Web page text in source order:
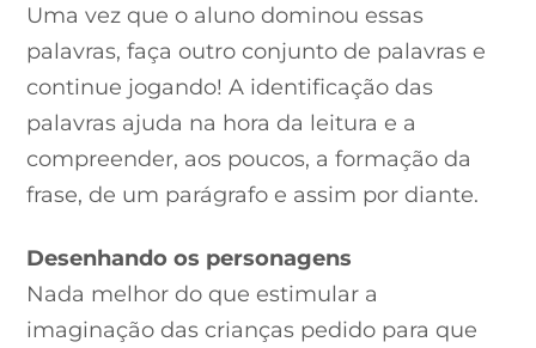
Uma vez que o aluno dominou essas
palavras, faça outro conjunto de palavras e
continue jogando! A identificação das
palavras ajuda na hora da leitura e a
compreender, aos poucos, a formação da
frase, de um parágrafo e assim por diante.
Desenhando os personagens
Nada melhor do que estimular a
imaginação das crianças pedido para que